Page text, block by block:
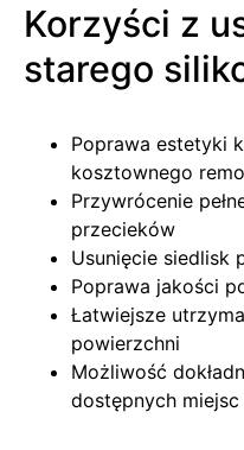
Korzyści z
starego
Poprawa estetyki
kosztownego
Przywrócenie
przecieków
Usunięcie siedlisk
Poprawa jakości
Łatwiejsze
powierzchni
Możliwość
dostępnych miejsc